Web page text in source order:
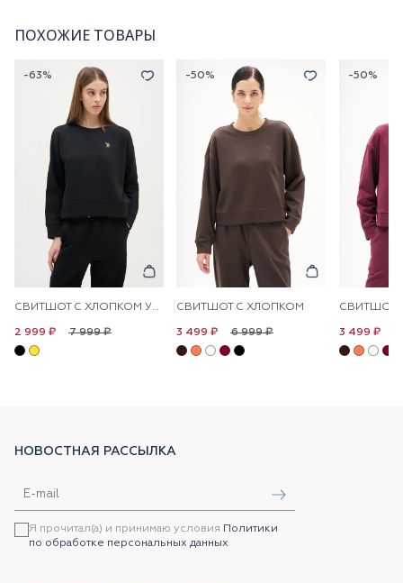
ПОХОЖИЕ ТОВАРЫ
-63%
СВИТШОТ С ХЛОПКОМ УКОРОЧЕННЫЙ
7 999 ₽
2 999 ₽
-50%
СВИТШОТ С ХЛОПКОМ
6 999 ₽
3 499 ₽
-50%
СВИТШОТ
3 499 ₽
НОВОСТНАЯ РАССЫЛКА
Я прочитал(а) и принимаю условия Политики
по обработке персональных данных